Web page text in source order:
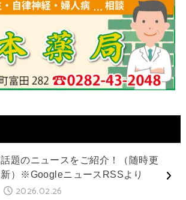
話題のニュースをご紹介！（随時更
新）※GoogleニュースRSSより
2026.02.26